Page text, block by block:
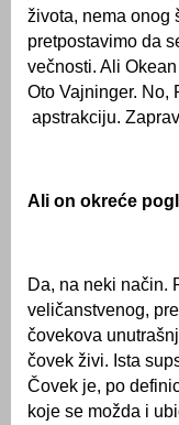
života, nema
pretpostavimo da
večnosti. Ali
Oto Vajninger. No,
apstrakciju.
Ali on okreće
Da, na neki način.
veličanstvenog,
čovekova
čovek živi. Ista
Čovek je, po
koje se možda i